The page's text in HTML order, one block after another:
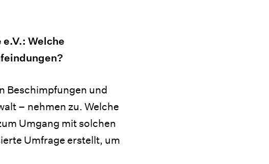
Welche
Beschimpfungen und
– nehmen zu. Welche
Umgang mit solchen
Umfrage erstellt, um